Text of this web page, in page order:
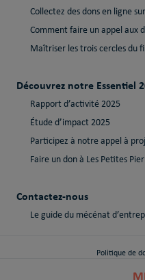
Collectez des dons en ligne
Comment faire un appel aux
Maîtriser les trois cercles du
Découvrez notre Essentiel
Rapport d’activité 2025
Étude d’impact 2025
Participez à notre appel à
Faire un don à Les Petites
Contactez-nous
Le guide du mécénat
Politique de